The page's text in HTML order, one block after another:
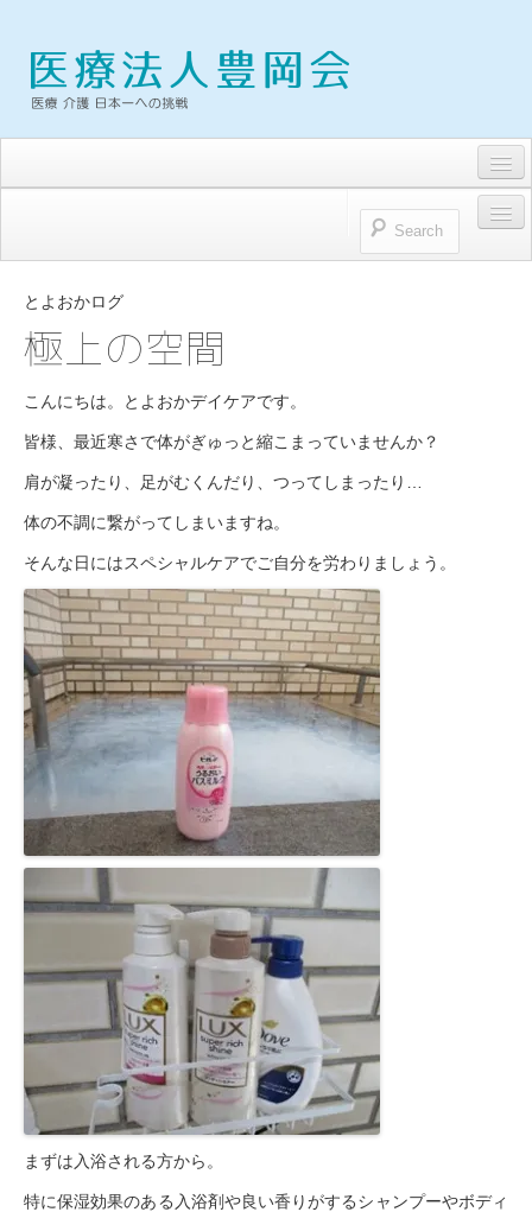
お問い合わせ
プライバシーポリシー
医療法人豊岡会
病院
浜松とよおか病院
豊橋元町病院
入院透析について
透析センターご紹介
透析・入院透析
介護老人保健施設
はまなこ介護老人保健施設
三田介護老人保健施設
滝町介護老人保健施設
ショートステイ
滝町ショートステイ
グループホーム
居宅介護支援事業所
豊岡会の居宅介護支援
デイケア
とよおかログ
極上の空間
こんにちは。とよおかデイケアです。
皆様、最近寒さで体がぎゅっと縮こまっていませんか？
肩が凝ったり、足がむくんだり、つってしまったり…
体の不調に繋がってしまいますね。
そんな日にはスペシャルケアでご自分を労わりましょう。
まずは入浴される方から。
特に保湿効果のある入浴剤や良い香りがするシャンプーやボディ